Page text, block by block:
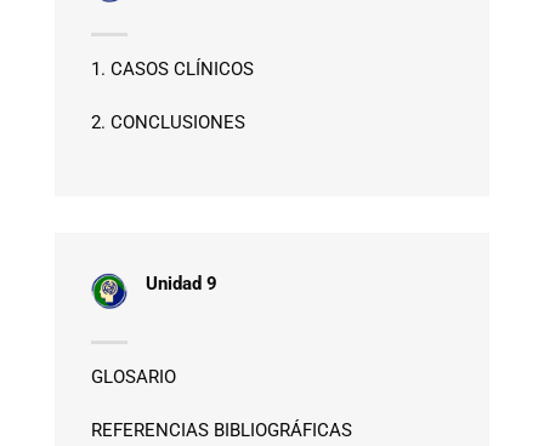
1. CASOS CLÍNICOS
2. CONCLUSIONES
Unidad 9
GLOSARIO
REFERENCIAS BIBLIOGRÁFICAS